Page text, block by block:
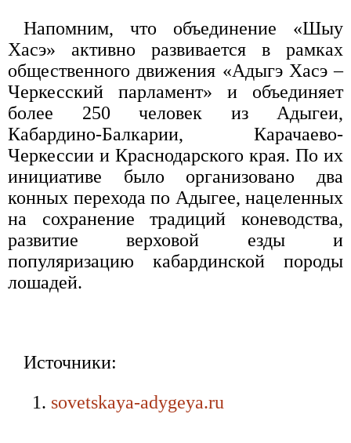
Напомним, что объединение «Шыу
Хасэ» активно развивается в рамках
общественного движения «Адыгэ Хасэ –
Черкесский парламент» и объединяет
более 250 человек из Адыгеи,
Кабардино-Балкарии, Карачаево-
Черкессии и Краснодарского края. По их
инициативе было организовано два
конных перехода по Адыгее, нацеленных
на сохранение традиций коневодства,
развитие верховой езды и
популяризацию кабардинской породы
лошадей.
Источники:
sovetskaya-adygeya.ru